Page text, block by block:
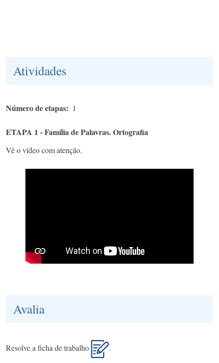
Atividades
Número de etapas 1
ETAPA 1 - Família de Palavras. Ortografia
Vê o vídeo com atenção.
Avalia
Resolve a ficha de trabalho .